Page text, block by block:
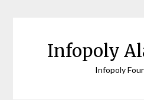
Infopoly
Infopoly